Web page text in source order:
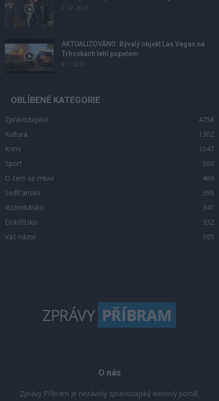
2. 12. 2016
AKTUALIZOVÁNO: Bývalý objekt Las Vegas na
Trhovkách lehl popelem
8. 7. 2023
OBLÍBENÉ KATEGORIE
Zpravodajství
4758
Kultura
1302
Krimi
1047
Sport
500
O čem se mluví
469
Sedlčansko
398
Rožmitálsko
341
Dobříšsko
332
Váš názor
305
O nás
Zprávy Příbram je nezávislý zpravodajský webový portál,